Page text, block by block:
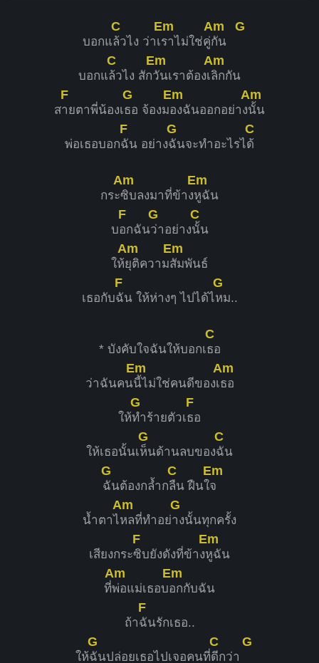
บอกแ
C
ล้วไง ว่าเ
Em
ราไม่ใช่คู่
Am
กัน
G
บอกแ
C
ล้วไง สัก
Em
วันเราต้องเ
Am
ลิกกัน
ส
F
ายตาพี่น้องเ
G
ธอ จ้องม
Em
องฉันออกอย่าง
Am
นั้น
พ่อเธอบอก
F
ฉัน อย่าง
G
ฉันจะทำอะไรไ
C
ด้
กระ
Am
ซิบลงมาที่ข้าง
Em
หูฉัน
บ
F
อกฉัน
G
ว่าอย่าง
C
นั้น
ให้
Am
ยุติความ
Em
สัมพันธ์
เธอกับ
F
ฉัน ให้ห่างๆ ไปได้ไ
G
หม..
* บังคับใจฉันให้บอกเ
C
ธอ
ว่าฉันคน
Em
นี้ไม่ใช่คนดีของเ
Am
ธอ
ให้
G
ทำร้ายตัวเ
F
ธอ
ให้เธอนั้นเ
G
ห็นด้านลบของ
C
ฉัน
G
ฉันต้องกล้ำก
C
ลืน ฝืนใ
Em
จ
น้ำตาไ
Am
หลที่ทำอย่
G
างนั้นทุกครั้ง
เสียงกระ
F
ซิบยังดังที่ข้าง
Em
หูฉัน
ที่
Am
พ่อแม่เธอบ
Em
อกกับฉัน
ถ้า
F
ฉันรักเธอ..
ให้
G
ฉันปล่อยเธอไปเจอคนที่
C
ดีกว่า
G